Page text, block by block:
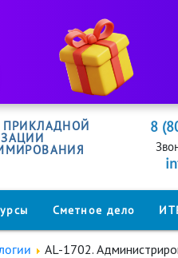
ПРИКЛАДНОЙ 8
Сметное дело
AL-1702.